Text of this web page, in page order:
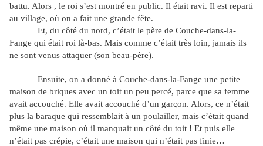
battu. Alors , le roi s’est montré en public. Il était ravi. Il est reparti
au village, où on a fait une grande fête.
Et, du côté du nord, c’était le père de Couche-dans-la-
Fange qui était roi là-bas. Mais comme c’était très loin, jamais ils
ne sont venus attaquer (son beau-père).
Ensuite, on a donné à Couche-dans-la-Fange une petite
maison de briques avec un toit un peu percé, parce que sa femme
avait accouché. Elle avait accouché d’un garçon. Alors, ce n’était
plus la baraque qui ressemblait à un poulailler, mais c’était quand
même une maison où il manquait un côté du toit ! Et puis elle
n’était pas crépie, c’était une maison qui n’était pas finie…